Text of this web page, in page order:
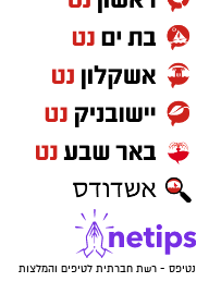
נטיפס - רשת חברתית לטיפים והמלצות